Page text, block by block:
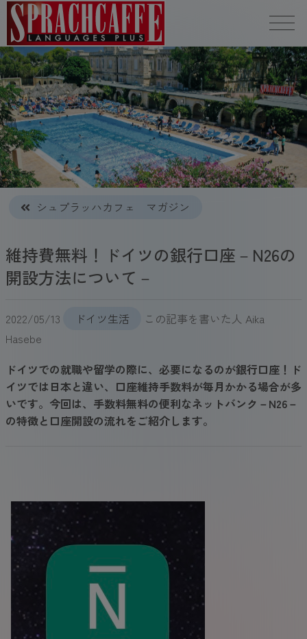
シュプラッハカフェ マガジン
維持費無料！ドイツの銀行口座－N26の
開設方法について－
2022/05/13 ドイツ生活 この記事を書いた人 Aika
Hasebe
ドイツでの就職や留学の際に、必要になるのが銀行口座！ド
イツでは日本と違い、口座維持手数料が毎月かかる場合が多
いです。今回は、手数料無料の便利なネットバンク－N26－
の特徴と口座開設の流れをご紹介します。